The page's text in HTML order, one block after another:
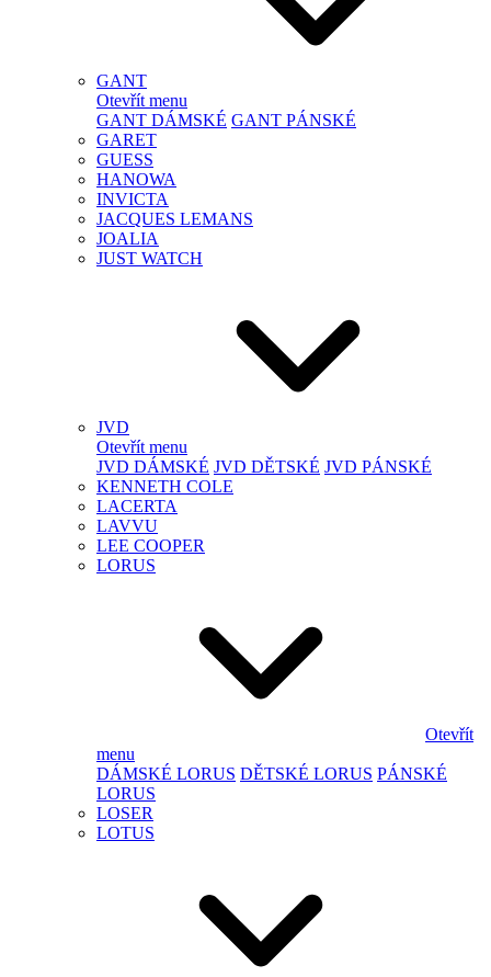
GANT
Otevřít menu
GANT DÁMSKÉ GANT PÁNSKÉ
GARET
GUESS
HANOWA
INVICTA
JACQUES LEMANS
JOALIA
JUST WATCH
JVD
Otevřít menu
JVD DÁMSKÉ JVD DĚTSKÉ JVD PÁNSKÉ
KENNETH COLE
LACERTA
LAVVU
LEE COOPER
LORUS
Otevřít
menu
DÁMSKÉ LORUS DĚTSKÉ LORUS PÁNSKÉ
LORUS
LOSER
LOTUS